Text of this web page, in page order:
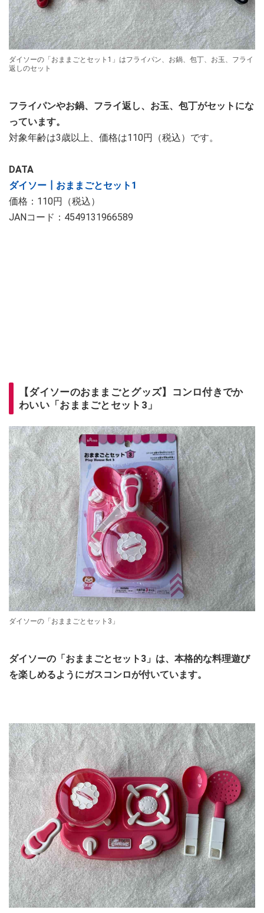
ダイソーの「おままごとセット1」はフライパン、お鍋、包丁、お玉、フライ
返しのセット
フライパンやお鍋、フライ返し、お玉、包丁がセットにな
っています。
対象年齢は3歳以上、価格は110円（税込）です。
DATA
ダイソー┃おままごとセット1
価格：110円（税込）
JANコード：4549131966589
【ダイソーのおままごとグッズ】コンロ付きでか
わいい「おままごとセット3」
ダイソーの「おままごとセット3」
ダイソーの「おままごとセット3」は、本格的な料理遊び
を楽しめるようにガスコンロが付いています。